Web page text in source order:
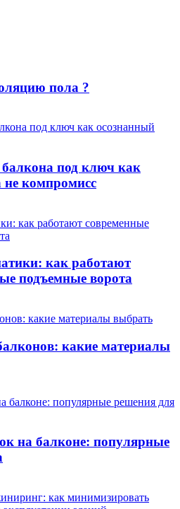
пола ?
балкона под ключ как
компромисс
как работают
подъемные ворота
какие материалы
на балконе: популярные